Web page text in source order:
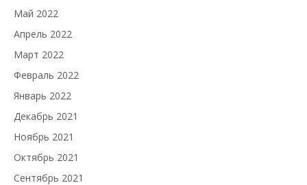
Май 2022
Апрель 2022
Март 2022
Февраль 2022
Январь 2022
Декабрь 2021
Ноябрь 2021
Октябрь 2021
Сентябрь 2021